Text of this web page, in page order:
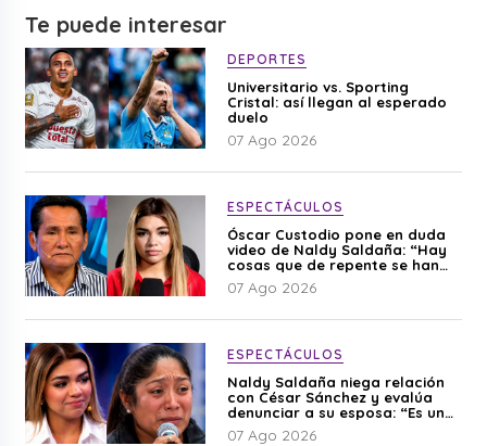
Te puede interesar
DEPORTES
Universitario vs. Sporting
Cristal: así llegan al esperado
duelo
07 Ago 2026
ESPECTÁCULOS
Óscar Custodio pone en duda
video de Naldy Saldaña: “Hay
cosas que de repente se han
editado”
07 Ago 2026
ESPECTÁCULOS
Naldy Saldaña niega relación
con César Sánchez y evalúa
denunciar a su esposa: “Es una
difamación”
07 Ago 2026